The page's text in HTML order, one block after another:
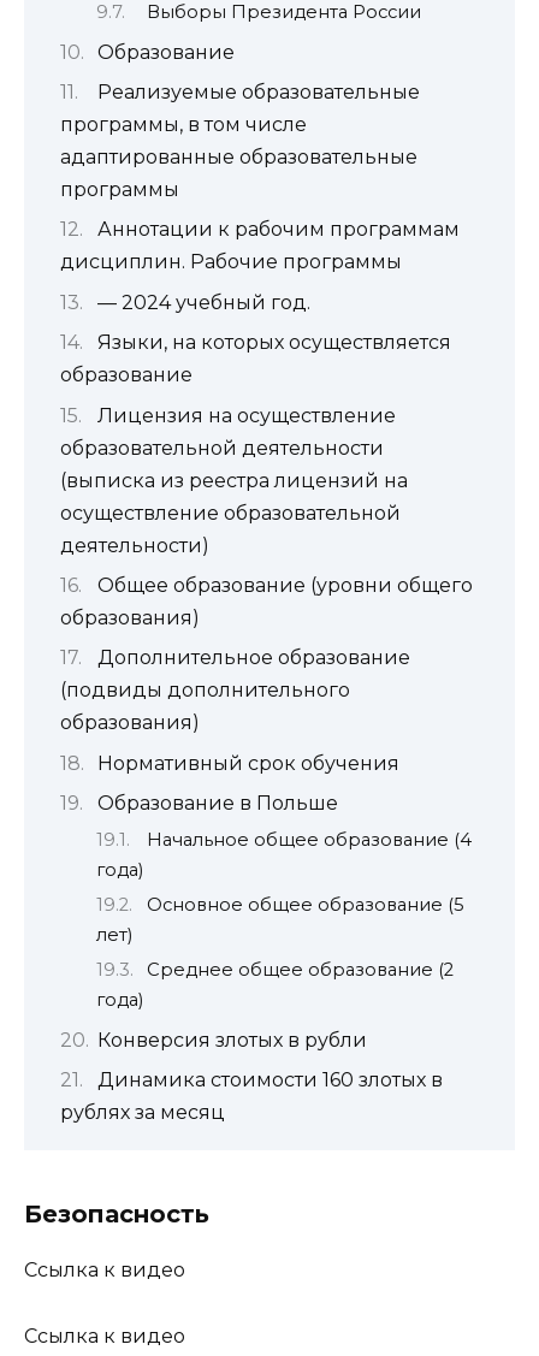
Выборы Президента России
Образование
Реализуемые образовательные
программы, в том числе
адаптированные образовательные
программы
Аннотации к рабочим программам
дисциплин. Рабочие программы
— 2024 учебный год.
Языки, на которых осуществляется
образование
Лицензия на осуществление
образовательной деятельности
(выписка из реестра лицензий на
осуществление образовательной
деятельности)
Общее образование (уровни общего
образования)
Дополнительное образование
(подвиды дополнительного
образования)
Нормативный срок обучения
Образование в Польше
Начальное общее образование (4
года)
Основное общее образование (5
лет)
Среднее общее образование (2
года)
Конверсия злотых в рубли
Динамика стоимости 160 злотых в
рублях за месяц
Безопасность
Ссылка к видео
Ссылка к видео